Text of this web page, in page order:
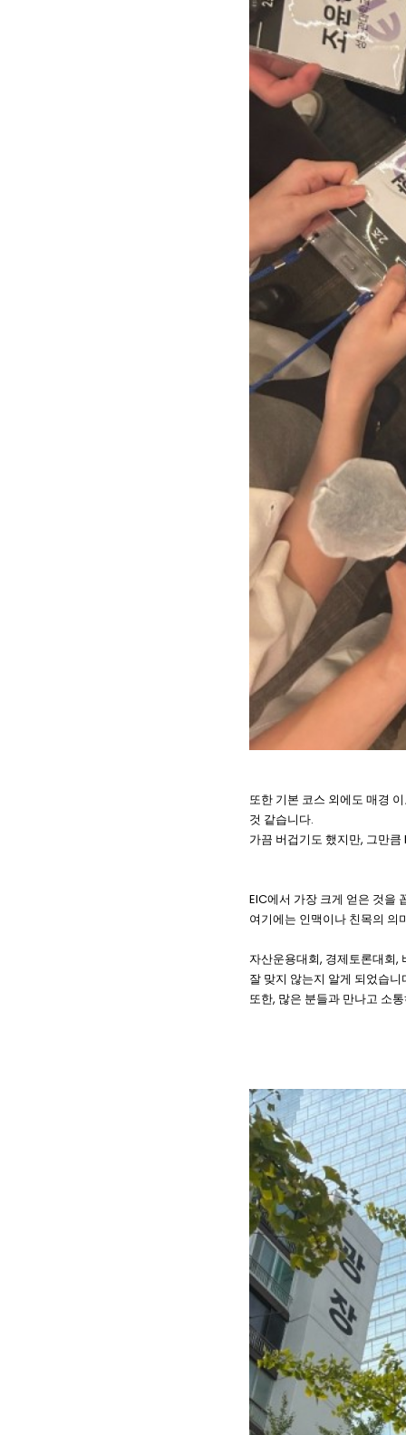
또한 기본 코스 외에도 매경
것 같습니다.
가끔 버겁기도 했지만, 그만
EIC에서 가장 크게 얻은 것을
여기에는 인맥이나 친목의 의
자산운용대회, 경제토론대회,
잘 맞지 않는지 알게 되었습니
또한, 많은 분들과 만나고 소